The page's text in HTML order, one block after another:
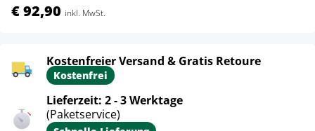
€ 92,90 inkl. MwSt.
Kostenfreier Versand & Gratis Retoure
Kostenfrei
Lieferzeit: 2 - 3 Werktage
(Paketservice)